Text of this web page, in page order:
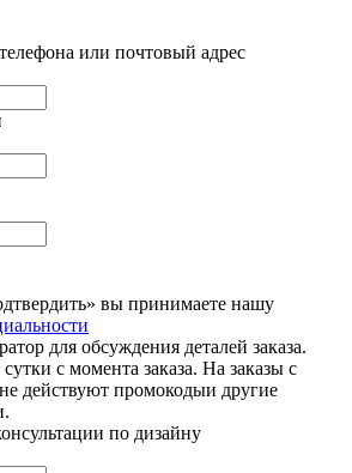
или почтовый адрес
вы принимаете нашу
для обсуждения деталей заказа.
с момента заказа. На заказы с
действуют промокодыи другие
по дизайну